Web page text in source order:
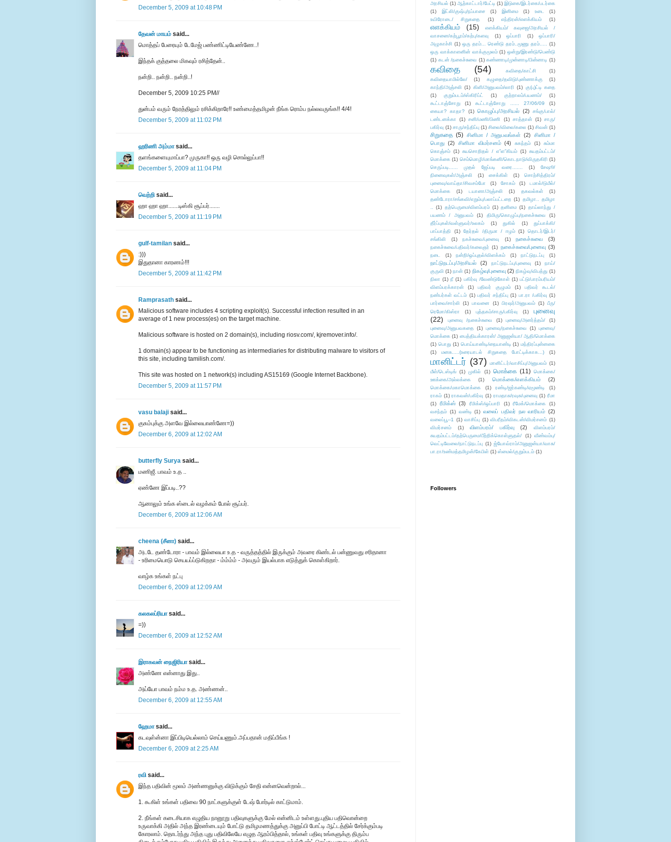
December 5, 2009 at 10:48 PM
தேவன் மாயம் said...
மொத்தப் பேரையும் டேமேஜ் பண்ணிட்டியேண்ணே..!
இந்தக் குத்தலை மிகவும் ரசித்தேன்..
நன்றி.. நன்றி.. நன்றி..!
December 5, 2009 10:25 PM//
துன்பம் வரும் நேரத்திலும் ரசிக்கிறாரே!! உண்மைத்தமிழன் நீங்க ரொம்ப நல்லவருங்க!! 4/4!
December 5, 2009 at 11:02 PM
ஹரிணி அம்மாsaid...
தளங்களையுமாப்பா? முருகா!! ஒரு வழி சொல்லுப்பா!!
December 5, 2009 at 11:04 PM
வெற்றி said...
ஹா ஹா ஹா.......டிஸ்கி சூப்பர்.......
December 5, 2009 at 11:19 PM
gulf-tamilan said...
:)))
இதுதானா காரணம்!!!
December 5, 2009 at 11:42 PM
Ramprasath said...
Malicious software includes 4 scripting exploit(s). Successful infection resulted in an
average of 1 new process(es) on the target machine.
Malicious software is hosted on 2 domain(s), including riosv.com/, kjremover.info/.
1 domain(s) appear to be functioning as intermediaries for distributing malware to visitors of
this site, including tamilish.com/.
This site was hosted on 1 network(s) including AS15169 (Google Internet Backbone).
December 5, 2009 at 11:57 PM
vasu balaji said...
குசும்புக்கு அளவே இல்லையாண்ணே=))
December 6, 2009 at 12:02 AM
butterfly Surya said...
மணிஜீ. பாவம் உ.த ..
ஏண்ணே இப்படி..??
ஆனாலும் உங்க ஸ்டைல் வழக்கம் போல் சூப்பர்.
December 6, 2009 at 12:06 AM
cheena (சீனா) said...
அடடே தண்டோரா - பாவம் இல்லையா உ.த - வருத்தத்தில் இருக்கும் அவரை கிண்டல் பன்ணுவது சரிதானா
- உரிமையொடு செயயப்ப்டுகிறதா - ம்ம்ம்ம் - அவரும் இயல்பாக எடுத்துக் கொள்கிறார்.
வாழ்க உங்கள் நட்பு
December 6, 2009 at 12:09 AM
கலகலப்ரியாsaid...
=))
December 6, 2009 at 12:52 AM
இராகவன் நைஜிரியாsaid...
அண்ணே என்னாது இது..
அய்யோ பாவம் நம்ம உ.த. அண்ணன்..
December 6, 2009 at 12:55 AM
ஹேமாsaid...
கடவுள்ன்னா இப்பிடியெல்லாம் செய்யணும்.அப்பதான் மதிப்பீங்க !
December 6, 2009 at 2:25 AM
ரவி said...
இந்த பதிவின் மூலம் அண்ணனுக்கு விடுக்கும் சேதி என்னவென்றால்...
1. கூகிள் உங்கள் பதிவை 90 நாட்களுக்குள் டேஷ் போர்டில் காட்டுமாம்.
2. நீங்கள் கடைசியாக எழுதிய நானூறு பதிவுகளுக்கு மேல் என்னிடம் உள்ளது.புதிய பதிவொன்றை
உருவாக்கி அதில் அந்த இரண்டையும் போட்டு தமிழமணத்துக்கு அனுப்பி போட்டி ஆட்டத்தில் சேர்க்கும்படி
கோரலாம். தொடர்ந்து அந்த புது பதிவிலேயே எழுத ஆரம்பித்தால், உங்கள் பதிவு உங்களுக்கு திரும்ப
அரசியல் (1) ஆற்காட்டார்/பேட்டி (1) இடுகை/இடர்கை/படர்கை
(1)
இட்லி/குஷ்பு/நப்பாசை (1) இனிமை (1) உடை
(1)
உயிரோடை/ சிறுகதை
(1) எந்திரன்/எளக்கியம் (1)
எளக்கியம் (15)
எளக்கியம்/ கவுஜை/அரசியல் /
வாசனை/கற்பூரம்/கற்பு/களவு
(1) ஒப்பாரி (1)
ஒப்பாரி/
அழுகாச்சி (1) ஒரு தரம்... ரெண்டு தரம்..மூணு தரம்..... (1)
ஒரு வாக்காளனின் வாக்குமூலம் (1) ஒன்று/இரண்டு/பெண்டு
(1) கடன் /நகைச்சுவை (1) கண்ணாடி/முன்னாடி/பின்னாடி (1)
கவிதை (54) கவிதை/காட்சி
(1)
கவிதையாமில்லே/
(1) கழுதை/தவிடு/புண்ணாக்கு
(1)
காந்தி/அஞ்சலி (1) கிளி/அனுபவம்/லாரி (1) கு(பு)ட்டி கதை
(1)
குறும்படம்/ஸ்கிரிப்ட் (1) குற்றாலம்/பயணம்/
(1)
கூட்டாஞ்சோறு
(1) கூட்டாஞ்சோறு ...... 27/06/09
(1)
கையா? காதா?
(1) கொழுப்பு/அரசியல் (2)
சங்கு/பால்/
டண்டனக்கா
(1) சனி/மணி/பிணி (1) சாத்தான் (1) சாரு/
பகிர்வு (1) சாரு/சந்திப்பு (1) சிலை/விலை/கலை (1) சிவன் (1)
சிறுகதை (5) சினிமா / அனுபவங்கள் (2)
சினிமா /
பொது (2) சினிமா விமர்சனம் (4) சுகந்தம் (1)
சும்மா
கொஞ்சம் (1) சுயசொறிதல் / எ”ள”கியம் (1) சுயதம்பட்டம்/
மொக்கை (1) செம்மொழி/மாங்கனி/கொடநாடு/விருதகிரி (1)
செருப்படி...... முதல் ஜேப்படி வரை.......
(1)
சேஷூ/
நினைவுகள்/அஞ்சலி
(1) சைக்கிள் (1)
சொற்சித்திரம்/
புனைவு/வாய்தா/சிவசம்போ
(1) சோகம் (1)
டமால்/டுமீல்/
மொக்கை
(1) டயானா/அஞ்சலி (1) தகவல்கள்
(1)
தண்டோரா/சங்கவி/எறும்பு/பலாப்பட்டறை (1) தமிழா.. தமிழா
.. (1) தற்பெருமை/விளம்பரம் (1) தனிமை (1) தாய்லாந்து /
பயணம் / அனுபவம்
(1) திமிரு/கொழுப்பு/நகைச்சுவை
(1)
தீர்ப்புகள்/வள்ளுவர்/உலகம்
(1) துகில் (1)
துப்பாக்கி/
பாப்பாத்தி
(1) தேர்தல் /திருமா / ஈழம் (1)
தொடர்/இடர்/
சங்கிலி
(1) நகச்சுவை/புனைவு (1) நகைச்சுவை (3)
நகைச்சுவை/பதிவர்/கலைஞர் (1) நகைச்சுவை/புனைவு (3)
நடை (1) நன்றி/ஒப்புதல்/விளக்கம் (1) நாட்டுநடப்பு (1)
நாட்டுநடப்பு/அரசியல் (2) நாட்டுநடப்பு/புனைவு (1)
நாய்/
குருவி (1) நான் (1) நிகழ்வு/புனைவு (2) நிகழ்வு/விபத்து (1)
நிலா (1) நீ (1) பகிர்வு /வேண்டுகோள் (1) பட்டு/பாரம்பரியம்/
விளம்பரக்காரன்
(1) பதிவர் குழுமம் (1)
பதிவர் கூடல்/
நண்பர்கள் வட்டம் (1) பதிவர் சந்திப்பு (1) பா.ரா /பகிர்வு (1)
பார்வை/சார்லி
(1) பாவனை (1) பிரஷர்/அனுபவம் (1) பீரு/
ரெமோ/கிஸ்ரா
(1) புத்தகம்/சாரு/பகிர்வு (1)
புனைவு
(22)
புனைவு /நகைச்சுவை (1) புனைவு/அனர்த்தம்/
(1)
புனைவு/அனுபவகதை (1) புனைவு/நகைச்சுவை (1) புனைவு/
மொக்கை (1) பைத்தியக்காரன்/ அனுஜன்யா/ ஆதி/மொக்கை
(1) பொது (1) பொய்யாண்டி/நையாண்டி (1) மந்திரப்புன்னகை
(1)
மனசு.....(உரையாடல் சிறுகதை போட்டிக்காக...) (1)
மானிட்டர் (37) மானிட்டர்/வாசிப்பு/அனுபவம் (1)
மீள்/டெஸ்டிங் (1) முகில் (1) மொக்கை (11) மொக்கை/
ஊக்கை/அல்லக்கை
(1) மொக்கை/எளக்கியம் (2)
மொக்கை/மகாமொக்கை (1) ரண்டி/ஜர்கண்டி/ஏமூண்டி
(1)
ராகம் (1) ராகவன்/பகிர்வு (1) ராமதாசு/ரவுசு/புனைவு (1) ரீமா
(1)
ரீமிக்ஸ் (3) ரீமிக்ஸ்/ஒப்பாரி (1) ரீமேக்/மொக்கை
(1)
வசந்தம் (1) வண்டி (1) வலைப் பதிவர் நல வாரியம் (2)
வலைப்பூ--1 (1) வாசிப்பு (1) விபரீதம்/விகடன்/விமர்சனம் (1)
விமர்சனம்
(1) விளம்பரம்/ பகிர்வு (2)
விளம்பரம்/
சுயதம்பட்டம்/தற்பெருமை/பீற்றிக்கொள்ளுதல்/
(1) வீண்வம்பு/
வெட்டிவேலை/நாட்டுநடப்பு (1) ஜ்யோவ்ராம்/அனுஜன்யா/வாசு/
பா.ரா/உண்மத்தமிழன்/கேபிள் (1) ஸ்மைல்/குறும்படம் (1)
Followers